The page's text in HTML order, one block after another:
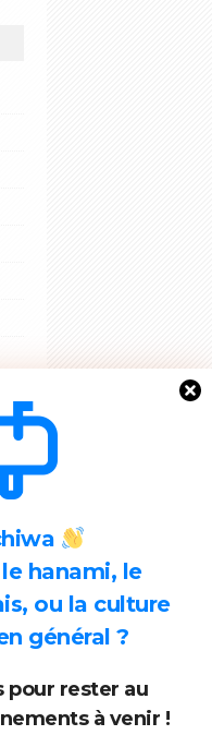
hanami, le
ou la culture
général ?
pour rester au
à venir !